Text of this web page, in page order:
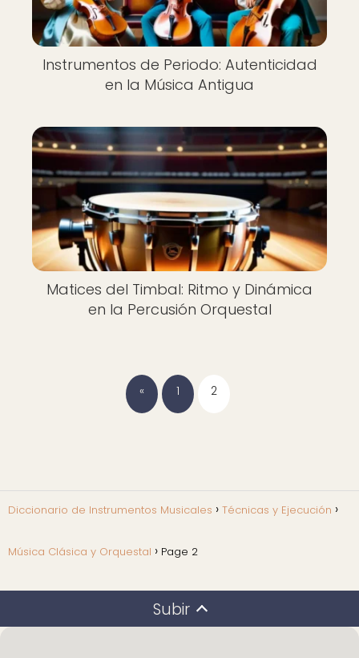
Instrumentos de Periodo: Autenticidad
en la Música Antigua
Matices del Timbal: Ritmo y Dinámica
en la Percusión Orquestal
« 1 2
Diccionario de Instrumentos Musicales Técnicas y Ejecución
Música Clásica y Orquestal Page 2
Subir